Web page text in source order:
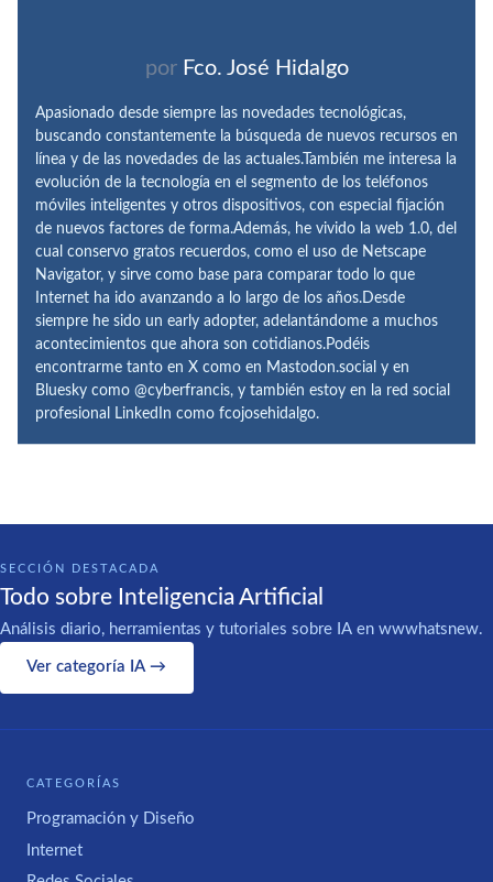
por Fco. José Hidalgo
Apasionado desde siempre las novedades tecnológicas,
buscando constantemente la búsqueda de nuevos recursos en
línea y de las novedades de las actuales.También me interesa la
evolución de la tecnología en el segmento de los teléfonos
móviles inteligentes y otros dispositivos, con especial fijación
de nuevos factores de forma.Además, he vivido la web 1.0, del
cual conservo gratos recuerdos, como el uso de Netscape
Navigator, y sirve como base para comparar todo lo que
Internet ha ido avanzando a lo largo de los años.Desde
siempre he sido un early adopter, adelantándome a muchos
acontecimientos que ahora son cotidianos.Podéis
encontrarme tanto en X como en Mastodon.social y en
Bluesky como @cyberfrancis, y también estoy en la red social
profesional LinkedIn como fcojosehidalgo.
SECCIÓN DESTACADA
Todo sobre Inteligencia Artificial
Análisis diario, herramientas y tutoriales sobre IA en wwwhatsnew.
Ver categoría IA →
CATEGORÍAS
Programación y Diseño
Internet